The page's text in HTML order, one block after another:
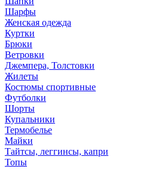
Шарфы
Женская одежда
Куртки
Брюки
Ветровки
Джемпера, Толстовки
Жилеты
Костюмы спортивные
Футболки
Шорты
Купальники
Термобелье
Майки
Тайтсы, леггинсы, капри
Топы